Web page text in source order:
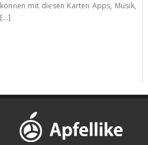
können mit diesen Karten Apps, Musik,
[...]